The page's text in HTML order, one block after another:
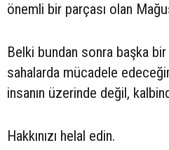
önemli bir parçası olan
Belki bundan sonra başka
sahalarda mücadele
insanın üzerinde değil,
Hakkınızı helal edin.